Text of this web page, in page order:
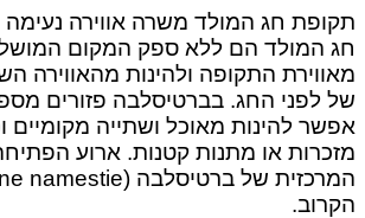
חג המולד משרה אווירה נעימה
הם ללא ספק המקום המושלם
התקופה ולהינות מהאווירה
החג. בברטיסלבה פזורים מספר
להינות מאוכל ושתייה מקומיים
או מתנות קטנות. ארוע הפתיחה